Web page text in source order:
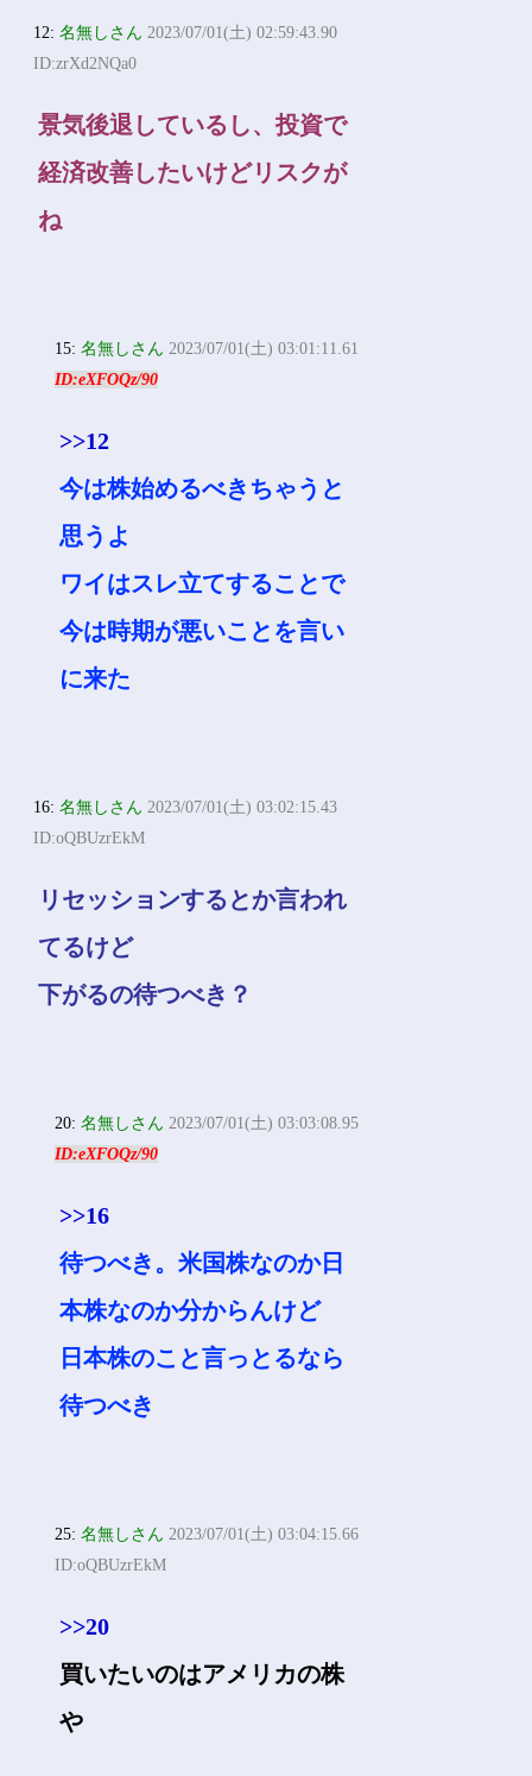
12:名無しさん 2023/07/01(土) 02:59:43.90
ID:zrXd2NQa0
景気後退しているし、投資で
経済改善したいけどリスクが
ね
15:名無しさん 2023/07/01(土) 03:01:11.61
ID:eXFOQz/90
>>12
今は株始めるべきちゃうと
思うよ
ワイはスレ立てすることで
今は時期が悪いことを言い
に来た
16:名無しさん 2023/07/01(土) 03:02:15.43
ID:oQBUzrEkM
リセッションするとか言われ
てるけど
下がるの待つべき？
20:名無しさん 2023/07/01(土) 03:03:08.95
ID:eXFOQz/90
>>16
待つべき。米国株なのか日
本株なのか分からんけど
日本株のこと言っとるなら
待つべき
25:名無しさん 2023/07/01(土) 03:04:15.66
ID:oQBUzrEkM
>>20
買いたいのはアメリカの株
や